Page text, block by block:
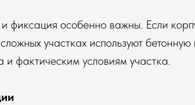
фиксация особенно важны. Если
участках используют
фактическим условиям участка.